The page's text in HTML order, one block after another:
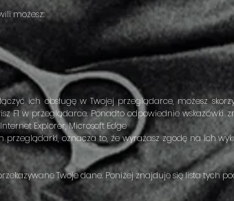
możesz:
ich obsługę w Twojej przeglądarce, możesz
F1 w przeglądarce. Ponadto odpowiednie wskazówki
Explorer, Microsoft Edge
przeglądarki, oznacza to, że wyrażasz zgodę na ich
Twoje dane. Poniżej znajduje się lista tych